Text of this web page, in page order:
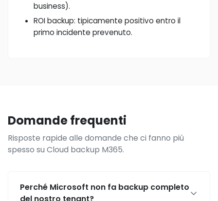
business).
ROI backup: tipicamente positivo entro il
primo incidente prevenuto.
Domande frequenti
Risposte rapide alle domande che ci fanno più
spesso su Cloud backup M365.
Perché Microsoft non fa backup completo